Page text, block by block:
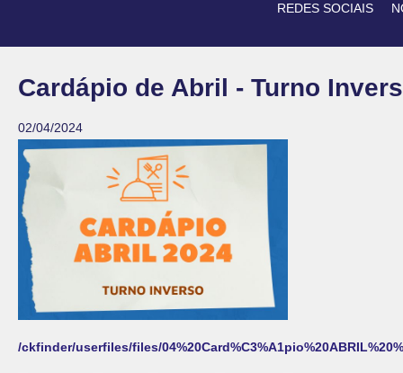
REDES SOCIAIS
Cardápio de Abril - Turno
02/04/2024
/ckfinder/userfiles/files/